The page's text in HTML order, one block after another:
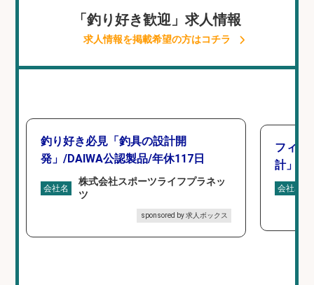
「釣り好き歓迎」求人情報
求人情報を掲載希望の方はコチラ
釣り好き必見「釣具の設計開
発」/DAIWA公認製品/年休117日
会社名
株式会社スポーツライフプラネッ
ツ
sponsored by 求人ボックス
フィッ
計」
会社名